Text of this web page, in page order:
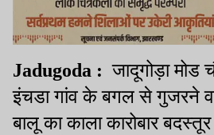
Jadugoda : जादूगोड़ा मोड
इंचडा गांव के बगल से गुजरने
बालू का काला कारोबार